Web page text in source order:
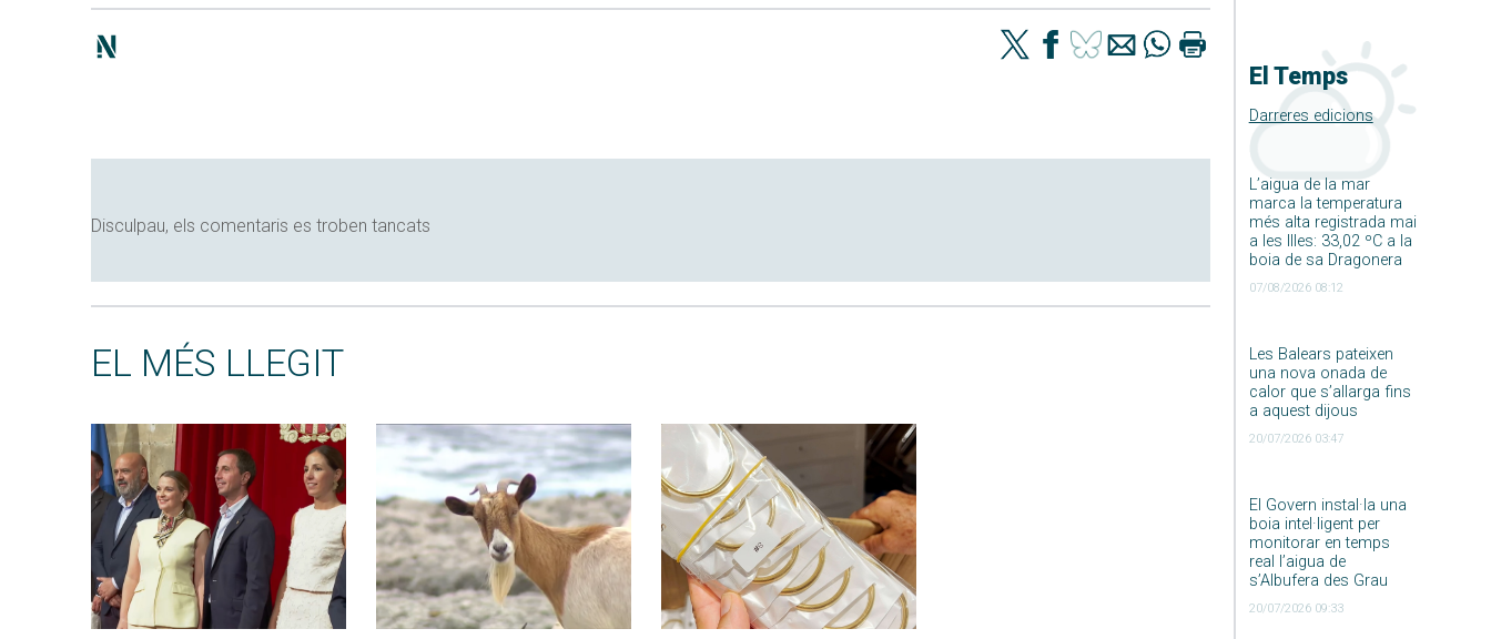
El Temps
Darreres edicions
L’aigua de la mar
marca la temperatura
més alta registrada mai
a les Illes: 33,02 ºC a la
boia de sa Dragonera
07/08/2026 08:12
Les Balears pateixen
una nova onada de
calor que s’allarga fins
a aquest dijous
20/07/2026 03:47
El Govern instal·la una
boia intel·ligent per
monitorar en temps
real l’aigua de
s’Albufera des Grau
20/07/2026 09:33
Disculpau, els comentaris es troben tancats
EL MÉS LLEGIT